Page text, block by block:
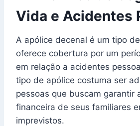
Vida e Acidentes
A apólice decenal é um tipo
oferece cobertura por um
em relação a acidentes
tipo de apólice costuma ser
pessoas que buscam garantir
financeira de seus familiares
imprevistos.